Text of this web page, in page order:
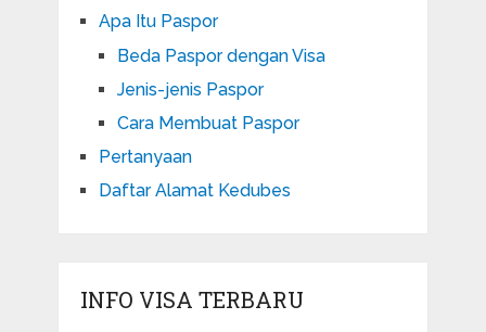
Apa Itu Paspor
Beda Paspor dengan Visa
Jenis-jenis Paspor
Cara Membuat Paspor
Pertanyaan
Daftar Alamat Kedubes
INFO VISA TERBARU